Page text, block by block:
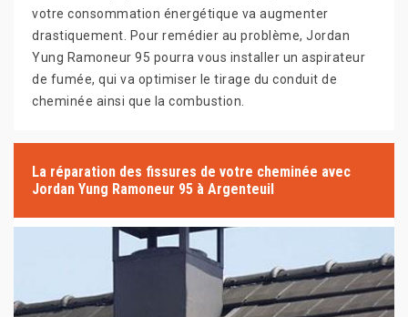
votre consommation énergétique va augmenter
drastiquement. Pour remédier au problème, Jordan
Yung Ramoneur 95 pourra vous installer un aspirateur
de fumée, qui va optimiser le tirage du conduit de
cheminée ainsi que la combustion.
La réparation des fissures de votre cheminée avec
Jordan Yung Ramoneur 95 à Argenteuil